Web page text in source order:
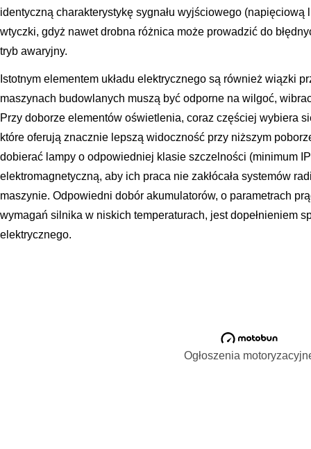
identyczną charakterystykę sygnału wyjściowego
wtyczki, gdyż nawet drobna różnica może prowadzić do
tryb awaryjny.
Istotnym elementem układu elektrycznego są również wiązki
maszynach budowlanych muszą być odporne na wilgoć,
Przy doborze elementów oświetlenia, coraz częściej wybiera
które oferują znacznie lepszą widoczność przy niższym
dobierać lampy o odpowiedniej klasie szczelności (minimum
elektromagnetyczną, aby ich praca nie zakłócała systemów
maszynie. Odpowiedni dobór akumulatorów, o parametrach
wymagań silnika w niskich temperaturach, jest dopełnieniem
elektrycznego.
Ogłoszenia